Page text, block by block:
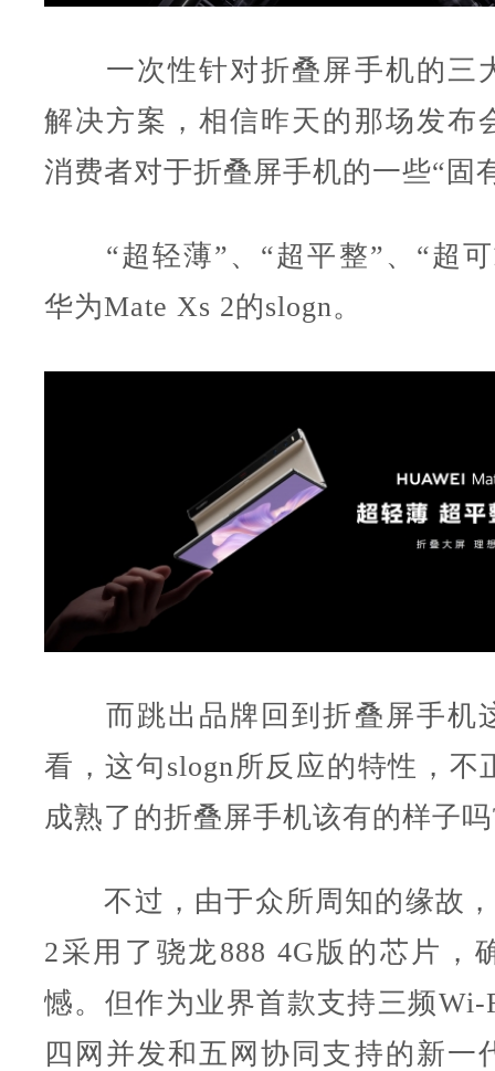
一次性针对折叠屏手机的三
解决方案，相信昨天的那场发布
消费者对于折叠屏手机的一些“固
“超轻薄”、“超平整”、“超可
华为Mate Xs 2的slogn。
而跳出品牌回到折叠屏手机
看，这句slogn所反应的特性，不
成熟了的折叠屏手机该有的样子
不过，由于众所周知的缘故，
2采用了骁龙888 4G版的芯片，
憾。但作为业界首款支持三频
四网并发和五网协同支持的新一